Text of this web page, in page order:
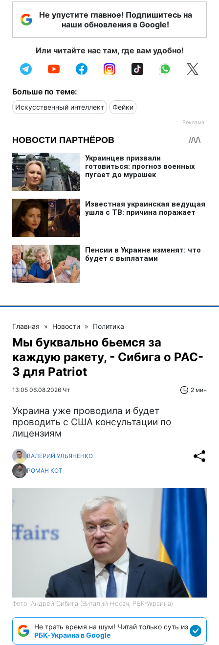
Не упустите главное! Подпишитесь на
наши обновления в Google!
Или читайте нас там, где вам удобно!
Больше по теме:
Искусственный интеллект Фейки
Главная » Новости » Политика
Мы буквально бьемся за
каждую ракету, - Сибига о PAC-
3 для Patriot
13:05 06.08.2026 Чт 2 мин
Украина уже проводила и будет
проводить с США консультации по
лицензиям
ВАЛЕРИЙ УЛЬЯНЕНКО
РОМАН КОТ
Фото: Андрей Сибига (Виталий Носач, РБК-Украина)
Не трать время на шум! Читай только суть из
РБК-Украина в Google